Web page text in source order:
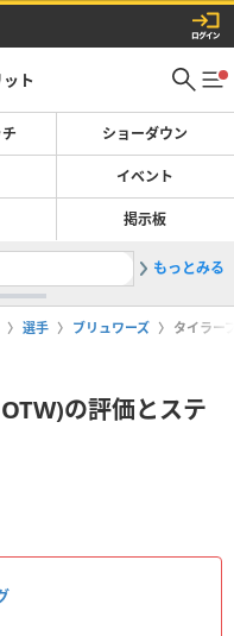
ト
ショーダウン
イベント
掲示板
2マック
もっとみる
選手 ブリュワーズ タイラー
の評価とステ